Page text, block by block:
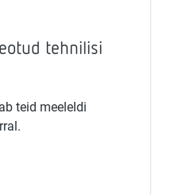
tehnilisi
teid meeleldi